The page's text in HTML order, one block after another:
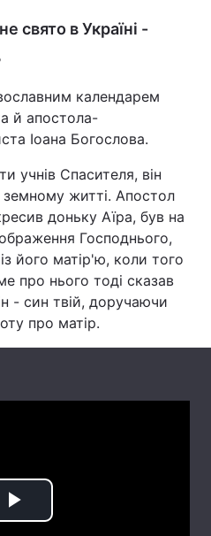
Вакансії
свято в Україні -
календарем
й апостола-
Іоана Богослова.
учнів Спасителя, він
житті. Апостол
доньку Аїра, був на
Господнього,
його матір'ю, коли того
про нього тоді сказав
- син твій, доручаючи
про матір.
Play